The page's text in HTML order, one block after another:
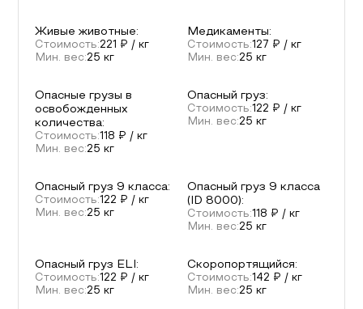
Живые животные:
Стоимость:221
₽ / кг
Мин. вес:25 кг
Медикаменты:
Стоимость:127 ₽ / кг
Мин. вес:25 кг
Опасные грузы в
освобожденных
количества:
Стоимость:118 ₽ / кг
Мин. вес:25 кг
Опасный груз:
Стоимость:122 ₽ / кг
Мин. вес:25 кг
Опасный груз 9 класса:
Стоимость:122 ₽ / кг
Мин. вес:25 кг
Опасный груз 9 класса
(ID 8000):
Стоимость:118 ₽ / кг
Мин. вес:25 кг
Опасный груз ELI :
Стоимость:122 ₽ / кг
Мин. вес:25 кг
Скоропортящийся:
Стоимость:142 ₽ / кг
Мин. вес:25 кг